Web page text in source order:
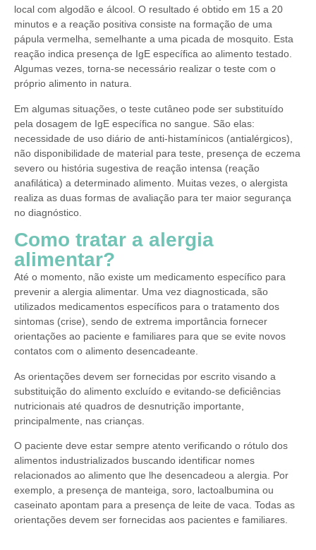
local com algodão e álcool. O resultado é obtido em 15 a 20
minutos e a reação positiva consiste na formação de uma
pápula vermelha, semelhante a uma picada de mosquito. Esta
reação indica presença de IgE específica ao alimento testado.
Algumas vezes, torna-se necessário realizar o teste com o
próprio alimento in natura.
Em algumas situações, o teste cutâneo pode ser substituído
pela dosagem de IgE específica no sangue. São elas:
necessidade de uso diário de anti-histamínicos (antialérgicos),
não disponibilidade de material para teste, presença de eczema
severo ou história sugestiva de reação intensa (reação
anafilática) a determinado alimento. Muitas vezes, o alergista
realiza as duas formas de avaliação para ter maior segurança
no diagnóstico.
Como tratar a alergia
alimentar?
Até o momento, não existe um medicamento específico para
prevenir a alergia alimentar. Uma vez diagnosticada, são
utilizados medicamentos específicos para o tratamento dos
sintomas (crise), sendo de extrema importância fornecer
orientações ao paciente e familiares para que se evite novos
contatos com o alimento desencadeante.
As orientações devem ser fornecidas por escrito visando a
substituição do alimento excluído e evitando-se deficiências
nutricionais até quadros de desnutrição importante,
principalmente, nas crianças.
O paciente deve estar sempre atento verificando o rótulo dos
alimentos industrializados buscando identificar nomes
relacionados ao alimento que lhe desencadeou a alergia. Por
exemplo, a presença de manteiga, soro, lactoalbumina ou
caseinato apontam para a presença de leite de vaca. Todas as
orientações devem ser fornecidas aos pacientes e familiares.